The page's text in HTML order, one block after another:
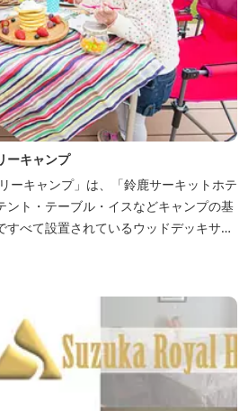
ーキャンプ
ーキャンプ」は、「鈴鹿サーキットホテ
ント・テーブル・イスなどキャンプの基
べて設置されているウッドデッキサイ
も安心して楽しめる設備が整ったキャ
らでキャンプをお楽しみいただけるよう
...